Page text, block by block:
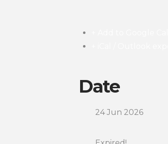
Date
24 Jun 2026